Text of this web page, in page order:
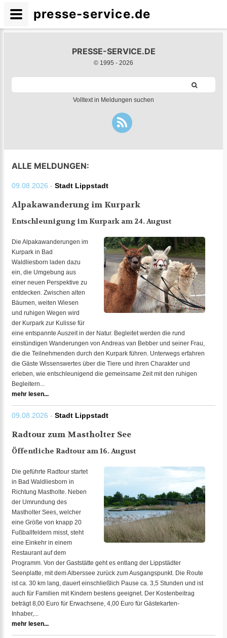
PRESSE-SERVICE.DE
© 1995 - 2026
Volltext in Meldungen suchen
ALLE MELDUNGEN:
09.08.2026 - Stadt Lippstadt
Alpakawanderung im Kurpark
Entschleunigung im Kurpark am 24. August
Die Alpakawanderungen im
Kurpark in Bad
Waldliesborn laden dazu
ein, die Umgebung aus
einer neuen Perspektive zu
entdecken. Zwischen alten
Bäumen, weiten Wiesen
und ruhigen Wegen wird
der Kurpark zur Kulisse für
eine entspannte Auszeit in der Natur. Begleitet werden die rund
einstündigen Wanderungen von Andreas van Bebber und seiner Frau,
die die Teilnehmenden durch den Kurpark führen. Unterwegs erfahren
die Gäste Wissenswertes über die Tiere und ihren Charakter und
erleben, wie entschleunigend die gemeinsame Zeit mit den ruhigen
Begleitern...
mehr lesen...
09.08.2026 - Stadt Lippstadt
Radtour zum Mastholter See
Öffentliche Radtour am 16. August
Die geführte Radtour startet
in Bad Waldliesborn in
Richtung Mastholte. Neben
der Umrundung des
Mastholter Sees, welcher
eine Größe von knapp 20
Fußballfeldern misst, steht
eine Einkehr in einem
Restaurant auf dem
Programm. Von der Gaststätte geht es entlang der Lippstädter
Seenplatte, mit dem Alberssee zurück zum Ausgangspunkt. Die Route
ist ca. 30 km lang, dauert einschließlich Pause ca. 3,5 Stunden und ist
auch für Familien mit Kindern bestens geeignet. Der Kostenbeitrag
beträgt 8,00 Euro für Erwachsene, 4,00 Euro für Gästekarten-
Inhaber,...
mehr lesen...
presse-service.de